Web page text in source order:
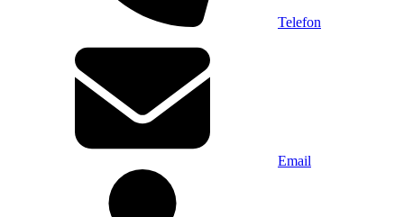
Telefon
Email